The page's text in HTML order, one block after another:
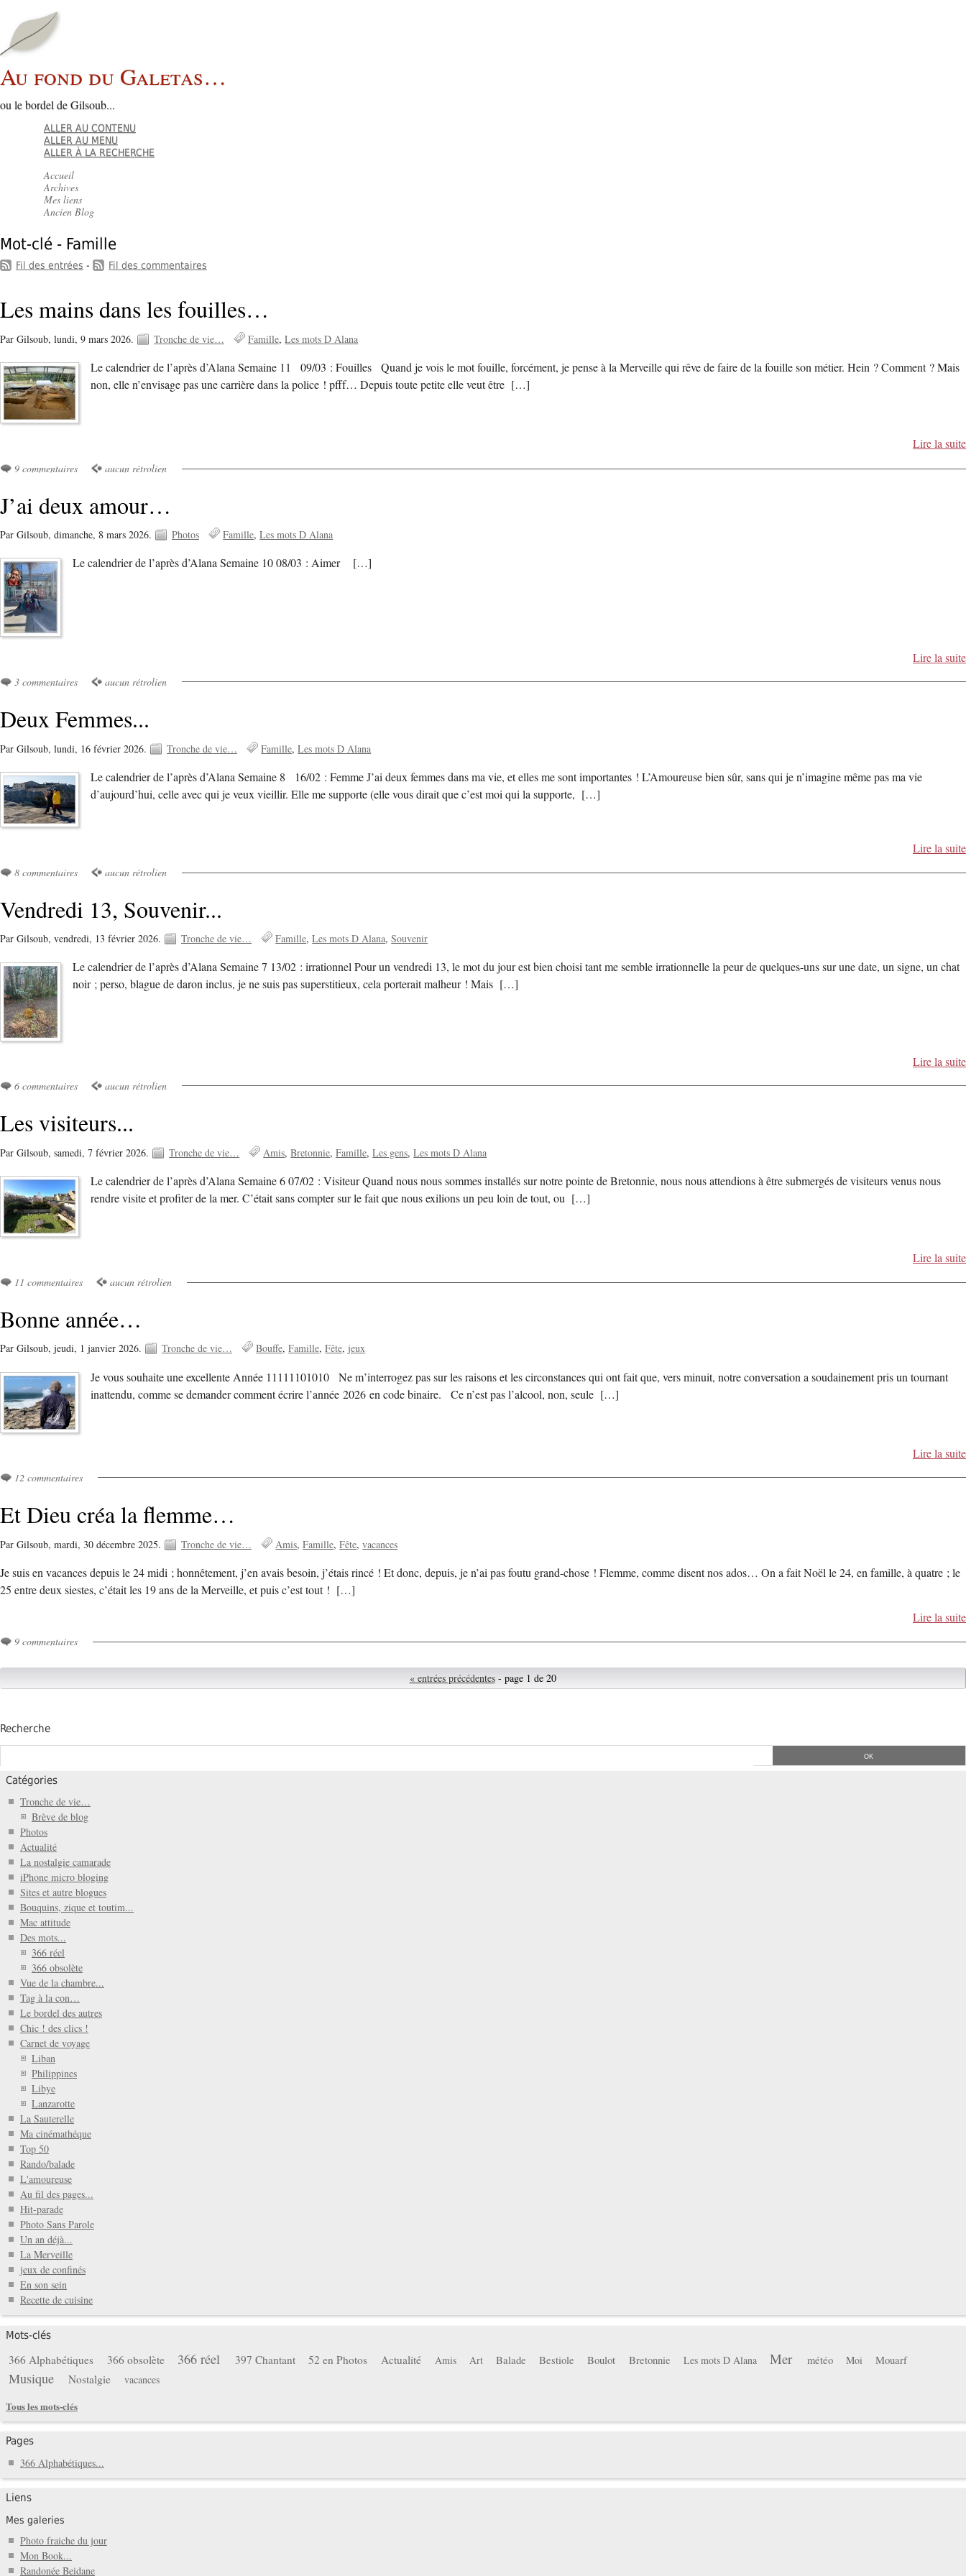
Au fond du Galetas…
ou le bordel de Gilsoub...
ALLER AU CONTENU
ALLER AU MENU
ALLER À LA RECHERCHE
Accueil
Archives
Mes liens
Ancien Blog
Mot-clé - Famille
Fil des entrées - Fil des commentaires
Les mains dans les fouilles…
Par Gilsoub, lundi, 9 mars 2026. Tronche de vie… Famille Les mots D Alana
Le calendrier de l’après d’Alana Semaine 11 09/03 : Fouilles Quand je vois le mot fouille, forcément, je pense à la Merveille qui rêve de faire de la fouille son métier. Hein ? Comment ? Mais
non, elle n’envisage pas une carrière dans la police ! pfff… Depuis toute petite elle veut être […]
Lire la suite
9 commentaires aucun rétrolien
J’ai deux amour…
Par Gilsoub, dimanche, 8 mars 2026. Photos Famille Les mots D Alana
Le calendrier de l’après d’Alana Semaine 10 08/03 : Aimer […]
Lire la suite
3 commentaires aucun rétrolien
Deux Femmes...
Par Gilsoub, lundi, 16 février 2026. Tronche de vie… Famille Les mots D Alana
Le calendrier de l’après d’Alana Semaine 8 16/02 : Femme J’ai deux femmes dans ma vie, et elles me sont importantes ! L’Amoureuse bien sûr, sans qui je n’imagine même pas ma vie
d’aujourd’hui, celle avec qui je veux vieillir. Elle me supporte (elle vous dirait que c’est moi qui la supporte, […]
Lire la suite
8 commentaires aucun rétrolien
Vendredi 13, Souvenir...
Par Gilsoub, vendredi, 13 février 2026. Tronche de vie… Famille Les mots D Alana Souvenir
Le calendrier de l’après d’Alana Semaine 7 13/02 : irrationnel Pour un vendredi 13, le mot du jour est bien choisi tant me semble irrationnelle la peur de quelques-uns sur une date, un signe, un chat
noir ; perso, blague de daron inclus, je ne suis pas superstitieux, cela porterait malheur ! Mais […]
Lire la suite
6 commentaires aucun rétrolien
Les visiteurs...
Par Gilsoub, samedi, 7 février 2026. Tronche de vie… Amis Bretonnie Famille Les gens Les mots D Alana
Le calendrier de l’après d’Alana Semaine 6 07/02 : Visiteur Quand nous nous sommes installés sur notre pointe de Bretonnie, nous nous attendions à être submergés de visiteurs venus nous
rendre visite et profiter de la mer. C’était sans compter sur le fait que nous exilions un peu loin de tout, ou […]
Lire la suite
11 commentaires aucun rétrolien
Bonne année…
Par Gilsoub, jeudi, 1 janvier 2026. Tronche de vie… Bouffe Famille Fête jeux
Je vous souhaite une excellente Année 11111101010 Ne m’interrogez pas sur les raisons et les circonstances qui ont fait que, vers minuit, notre conversation a soudainement pris un tournant
inattendu, comme se demander comment écrire l’année 2026 en code binaire. Ce n’est pas l’alcool, non, seule […]
Lire la suite
12 commentaires
Et Dieu créa la flemme…
Par Gilsoub, mardi, 30 décembre 2025. Tronche de vie… Amis Famille Fête vacances
Je suis en vacances depuis le 24 midi ; honnêtement, j’en avais besoin, j’étais rincé ! Et donc, depuis, je n’ai pas foutu grand-chose ! Flemme, comme disent nos ados… On a fait Noël le 24, en famille, à quatre ; le
25 entre deux siestes, c’était les 19 ans de la Merveille, et puis c’est tout ! […]
Lire la suite
9 commentaires
« entrées précédentes- page 1 de 20
Recherche
Catégories
Tronche de vie…
Brève de blog
Photos
Actualité
La nostalgie camarade
iPhone micro bloging
Sites et autre blogues
Bouquins, zique et toutim...
Mac attitude
Des mots...
366 réel
366 obsolète
Vue de la chambre...
Tag à la con…
Le bordel des autres
Chic ! des clics !
Carnet de voyage
Liban
Philippines
Libye
Lanzarotte
La Sauterelle
Ma cinémathéque
Top 50
Rando/balade
L'amoureuse
Au fil des pages...
Hit-parade
Photo Sans Parole
Un an déjà...
La Merveille
jeux de confinés
En son sein
Recette de cuisine
Mots-clés
366 Alphabétiques 366 obsolète 366 réel 397 Chantant 52 en Photos Actualité Amis Art Balade Bestiole Boulot Bretonnie Les mots D Alana Mer météo Moi Mouarf
Musique Nostalgie
vacances
Tous les mots-clés
Pages
366 Alphabétiques...
Liens
Mes galeries
Photo fraiche du jour
Mon Book...
Randonée Beidane